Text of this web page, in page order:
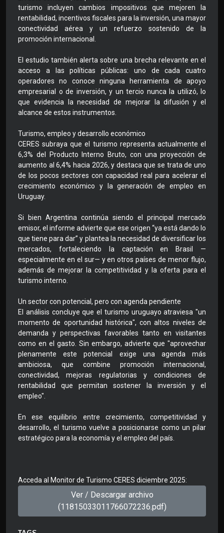
turismo incluyen cambios impositivos que mejoren la
rentabilidad, incentivos fiscales para la inversión, una mayor
conectividad aérea y un refuerzo sostenido de la
promoción internacional.
El estudio también alerta sobre una brecha relevante en el
acceso a las políticas públicas: uno de cada cuatro
operadores no conoce ninguna herramienta de apoyo
empresarial o de inversión, y un tercio nunca la utilizó, lo
que evidencia la necesidad de mejorar la difusión y el
alcance de estos instrumentos.
Turismo, empleo y desarrollo económico
CERES subraya que el turismo representa actualmente el
6,3% del Producto Interno Bruto, con una proyección de
aumento al 6,4% hacia 2026, y destaca que se trata de uno
de los pocos sectores con capacidad real para acelerar el
crecimiento económico y la generación de empleo en
Uruguay.
Si bien Argentina continúa siendo el principal mercado
emisor, el informe advierte que ese origen “ya está dando lo
que tiene para dar” y plantea la necesidad de diversificar los
mercados, fortaleciendo la captación en Brasil —
especialmente en el sur— y en otros países de menor flujo,
además de mejorar la competitividad y la oferta para el
turismo interno.
Un sector con potencial, pero con agenda pendiente
El análisis concluye que el turismo uruguayo atraviesa "un
momento de oportunidad histórica", con altos niveles de
demanda y perspectivas favorables tanto en visitantes
como en el gasto. Sin embargo, advierte que "aprovechar
plenamente este potencial exige una agenda más
ambiciosa, que combine promoción internacional,
conectividad, mejoras regulatorias y condiciones de
rentabilidad que permitan sostener la inversión y el
empleo".
En ese equilibrio entre crecimiento, competitividad y
desarrollo, el turismo vuelve a posicionarse como un pilar
estratégico para la economía y el empleo del país.
Acceda al Monitor de Turismo CERES diciembre 2025:
Ver / Descargar archivo
(11815033011766072236.pdf)